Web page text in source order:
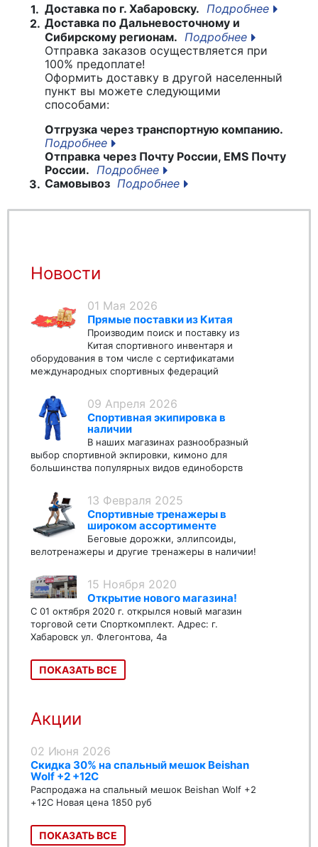
1. Доставка по г. Хабаровску. Подробнее
2. Доставка по Дальневосточному и
Сибирскому регионам. Подробнее
Отправка заказов осуществляется при
100% предоплате!
Оформить доставку в другой населенный
пункт вы можете следующими
способами:
Отгрузка через транспортную компанию.
Подробнее
Отправка через Почту России, EMS Почту
России. Подробнее
3. Самовывоз Подробнее
Новости
01 Мая 2026
Прямые поставки из Китая
Производим поиск и поставку из
Китая спортивного инвентаря и
оборудования в том числе с сертификатами
международных спортивных федераций
09 Апреля 2026
Спортивная экипировка в
наличии
В наших магазинах разнообразный
выбор спортивной экпировки, кимоно для
большинства популярных видов единоборств
13 Февраля 2025
Спортивные тренажеры в
широком ассортименте
Беговые дорожки, эллипсоиды,
велотренажеры и другие тренажеры в наличии!
15 Ноября 2020
Открытие нового магазина!
С 01 октября 2020 г. открылся новый магазин
торговой сети Спорткомплект. Адрес: г.
Хабаровск ул. Флегонтова, 4а
ПОКАЗАТЬ ВСЕ
Акции
02 Июня 2026
Скидка 30% на спальный мешок Beishan
Wolf +2 +12C
Распродажа на спальный мешок Beishan Wolf +2
+12C Новая цена 1850 руб
ПОКАЗАТЬ ВСЕ